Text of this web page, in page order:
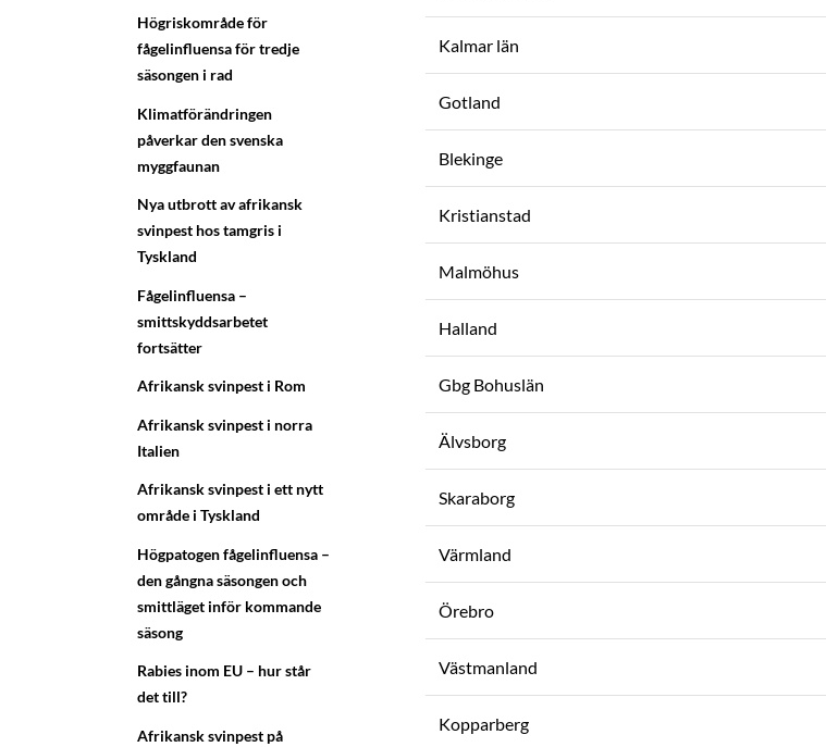
Högriskområde för
fågelinfluensa för tredje
säsongen i rad
Klimatförändringen
påverkar den svenska
myggfaunan
Nya utbrott av afrikansk
svinpest hos tamgris i
Tyskland
Fågelinfluensa –
smittskyddsarbetet
fortsätter
Afrikansk svinpest i Rom
Afrikansk svinpest i norra
Italien
Afrikansk svinpest i ett nytt
område i Tyskland
Högpatogen fågelinfluensa –
den gångna säsongen och
smittläget inför kommande
säsong
Rabies inom EU – hur står
det till?
Afrikansk svinpest på
Kalmar län
Gotland
Blekinge
Kristianstad
Malmöhus
Halland
Gbg Bohuslän
Älvsborg
Skaraborg
Värmland
Örebro
Västmanland
Kopparberg